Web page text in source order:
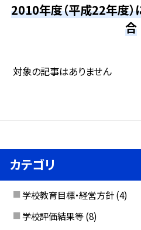
2010年度（平成22年度
合
対象の記事はありません
カテゴリ
学校教育目標・経営方針 (4)
学校評価結果等 (8)